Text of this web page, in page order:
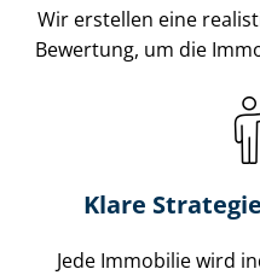
Wir erstellen eine
Bewertung, um die
Klare
Jede Immobilie wird